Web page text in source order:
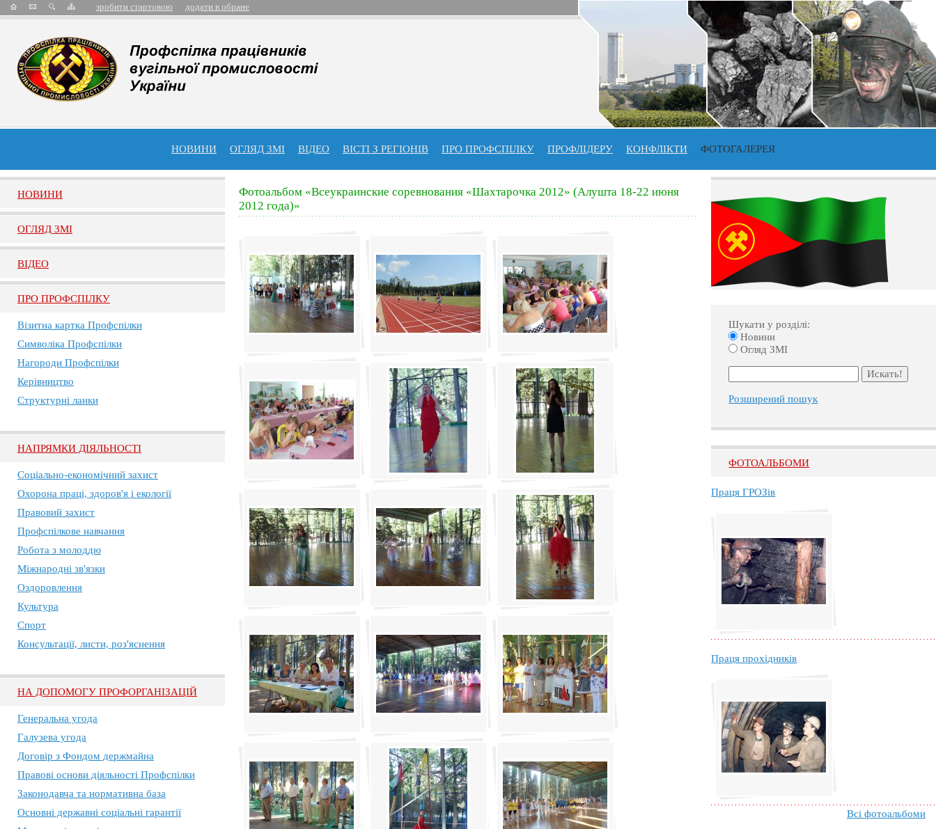
зробити стартовою додати в обране
НОВИНИ ОГЛЯД ЗМІ ВІДЕО ВІСТІ З РЕГІОНІВ ПРО ПРОФСПIЛКУ ПРОФЛIДЕРУ КОНФЛІКТИ ФОТОГАЛЕРЕЯ
НОВИНИ
ОГЛЯД ЗМI
ВIДЕО
ПРО ПРОФСПIЛКУ
Візитна картка Профспілки
Символіка Профспілки
Нагороди Профспілки
Керівництво
Структурні ланки
НАПРЯМКИ ДІЯЛЬНОСТІ
Соціально-економічний захист
Охорона праці, здоров'я і екології
Правовий захист
Профспілкове навчання
Робота з молоддю
Міжнародні зв'язки
Оздоровлення
Культура
Спорт
Консультації, листи, роз'яснення
НА ДОПОМОГУ ПРОФОРГАНІЗАЦІЙ
Генеральна угода
Галузева угода
Договір з Фондом держмайна
Правові основи діяльності Профспілки
Законодавча та нормативна база
Основні державні соціальні гарантії
Фотоальбом «Всеукраинские соревнования «Шахтарочка 2012» (Алушта 18-22 июня
2012 года)»
Шукати у розділі:
Новини
Огляд ЗМІ
Розширений пошук
ФОТОАЛЬБОМИ
Праця ГРОЗів
Праця прохідників
Всі фотоальбоми